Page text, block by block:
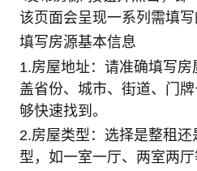
该页面会呈现一系列需填写
填写房源基本信息
1.房屋地址：请准确填写
盖省份、城市、街道、门
够快速找到。
2.房屋类型：选择是整租
型，如一室一厅、两室两厅